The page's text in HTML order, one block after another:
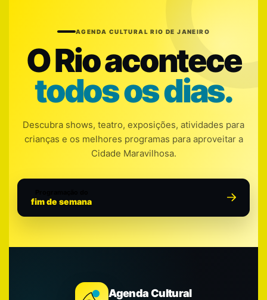
AGENDA CULTURAL RIO DE JANEIRO
O Rio acontece
todos os dias.
Descubra shows, teatro, exposições, atividades para
crianças e os melhores programas para aproveitar a
Cidade Maravilhosa.
fim de semana
Agenda Cultural